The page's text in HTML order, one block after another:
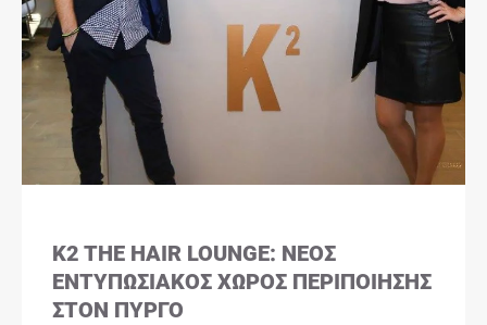
K2 THE HAIR LOUNGE: ΝΈΟΣ
ΕΝΤΥΠΩΣΙΑΚΌΣ ΧΏΡΟΣ ΠΕΡΙΠΟΊΗΣΗΣ
ΣΤΟΝ ΠΎΡΓΟ